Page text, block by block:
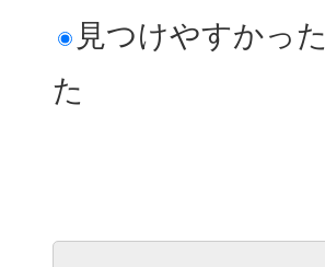
見つけやすかった
た